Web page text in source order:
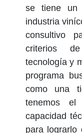
se tiene un
industria
consultivo
criterios de
tecnología y
programa
como una
tenemos el
capacidad
para